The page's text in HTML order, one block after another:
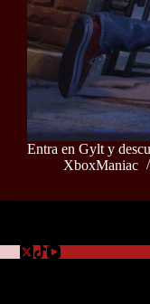
Entra en Gylt y
XboxManiac